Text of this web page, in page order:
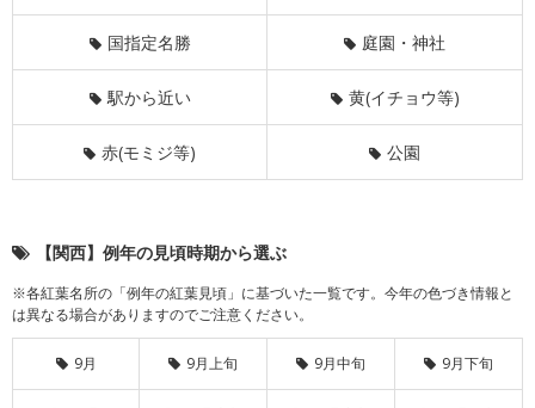
国指定名勝 庭園・神社
駅から近い 黄(イチョウ等)
赤(モミジ等) 公園
【関西】例年の見頃時期から選ぶ
※各紅葉名所の「例年の紅葉見頃」に基づいた一覧です。今年の色づき情報と
は異なる場合がありますのでご注意ください。
9月 9月上旬 9月中旬 9月下旬